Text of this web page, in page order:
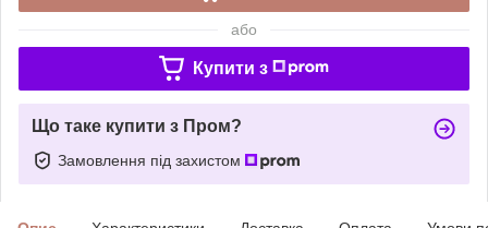
або
Купити з
Що таке купити з Пром?
Замовлення під захистом